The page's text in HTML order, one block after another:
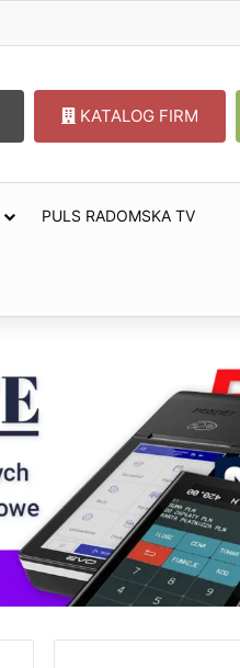
KATALOG FIRM
PULS RADOMSKA TV